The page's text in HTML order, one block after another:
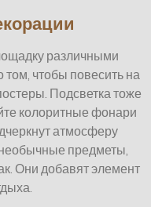
различными
чтобы повесить на
Подсветка тоже
колоритные фонари
атмосферу
предметы,
Они добавят элемент